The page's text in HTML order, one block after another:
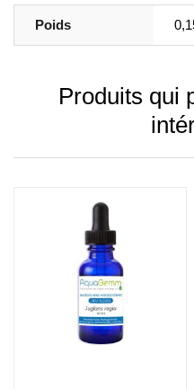
Poids
Produits qui